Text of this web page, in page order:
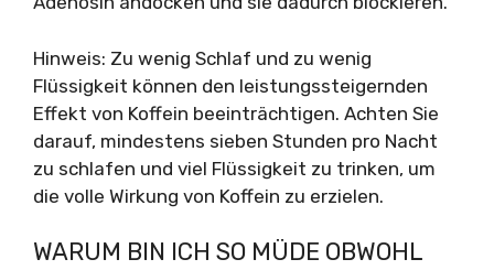
Hinweis: Zu wenig Schlaf und zu wenig
Flüssigkeit können den leistungssteigernden
Effekt von Koffein beeinträchtigen. Achten Sie
darauf, mindestens sieben Stunden pro Nacht
zu schlafen und viel Flüssigkeit zu trinken, um
die volle Wirkung von Koffein zu erzielen.
WARUM BIN ICH SO MÜDE OBWOHL